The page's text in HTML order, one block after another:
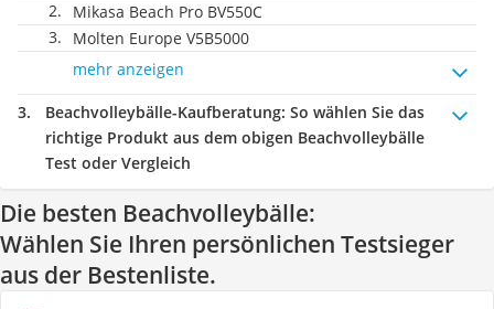
Mikasa Beach Pro BV550C
Molten Europe V5B5000
mehr anzeigen
Beachvolleybälle-Kaufberatung: So wählen Sie das
richtige Produkt aus dem obigen Beachvolleybälle
Test oder Vergleich
Die besten Beachvolleybälle:
Wählen Sie Ihren persönlichen Testsieger
aus der Bestenliste.